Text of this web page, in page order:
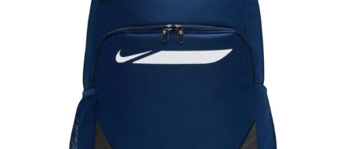
Shorts & Chaussettes
Vêtements techniques
Sac & Bagagerie
Accessoires entrainement